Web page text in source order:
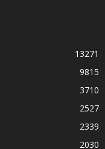
13271
9815
3710
2527
2339
2030